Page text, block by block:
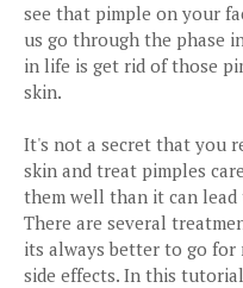
see that pimple on your
us go through the phase
in life is get rid of those
skin.
It's not a secret that you
skin and treat pimples
them well than it can lead
There are several
its always better to go
side effects. In this